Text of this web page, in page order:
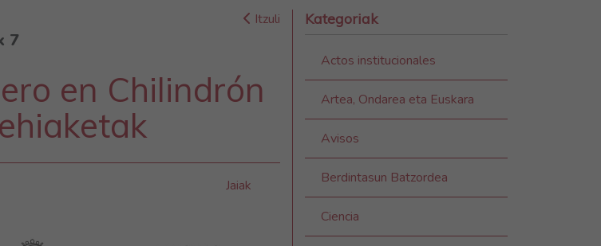
Itzuli
7
en Chilindrón
Jaiak
Kategoriak
Actos institucionales
Artea, Ondarea eta Euskara
Avisos
Berdintasun Batzordea
Ciencia